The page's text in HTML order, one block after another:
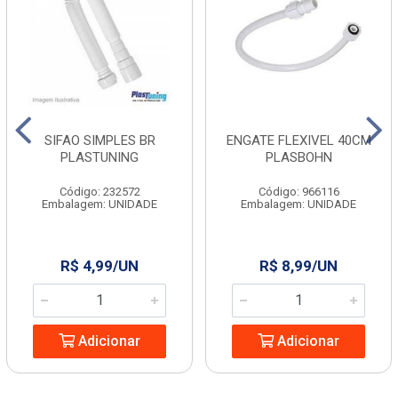
SIFAO SIMPLES BR
PLASTUNING
Código: 232572
Embalagem: UNIDADE
R$ 4,99/UN
Adicionar
ENGATE FLEXIVEL 40CM
PLASBOHN
Código: 966116
Embalagem: UNIDADE
R$ 8,99/UN
Adicionar